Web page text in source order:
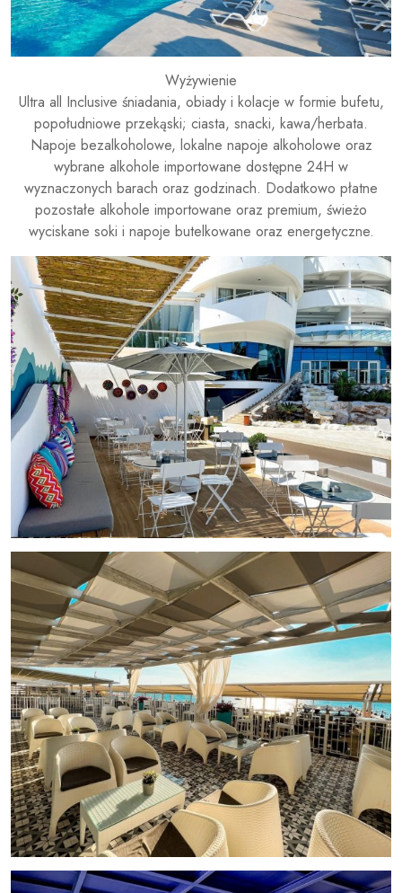
Wyżywienie
Ultra all Inclusive śniadania, obiady i kolacje w formie bufetu,
popołudniowe przekąski; ciasta, snacki, kawa/herbata.
Napoje bezalkoholowe, lokalne napoje alkoholowe oraz
wybrane alkohole importowane dostępne 24H w
wyznaczonych barach oraz godzinach. Dodatkowo płatne
pozostałe alkohole importowane oraz premium, świeżo
wyciskane soki i napoje butelkowane oraz energetyczne.